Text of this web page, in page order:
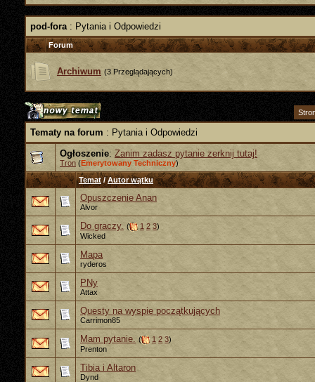
pod-fora : Pytania i Odpowiedzi
Forum
Archiwum (3 Przeglądających)
Tematy na forum : Pytania i Odpowiedzi
Ogłoszenie: Zanim zadasz pytanie zerknij tutaj!
Tron (Emerytowany Techniczny)
Temat/Autor wątku
Opuszczenie Anan
Alvor
Do graczy. ( 1 2 3)
Wicked
Mapa
ryderos
PNy
Attax
Questy na wyspie początkujących
Carrimon85
Mam pytanie. ( 1 2 3)
Prenton
Tibia i Altaron
Dynd